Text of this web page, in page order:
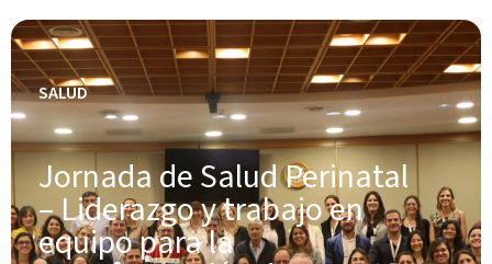
SALUD
Jornada de Salud Perinatal
– Liderazgo y trabajo en
equipo para la